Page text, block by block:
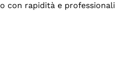
con rapidità e